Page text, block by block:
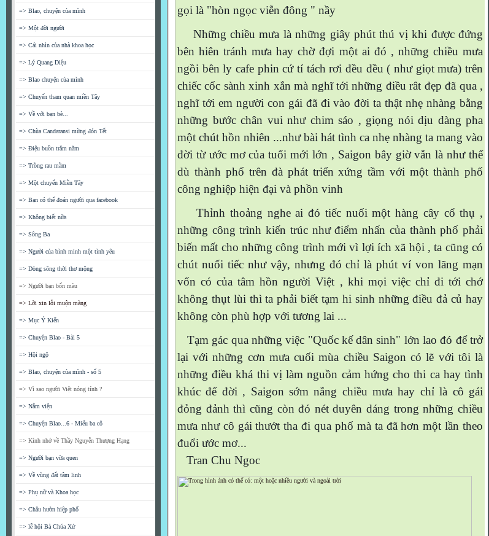
=> Blao, chuyện của mình
=> Một đời người
=> Cái nhìn của nhà khoa học
=> Lý Quang Diệu
=> Blao chuyện của mình
=> Chuyến tham quan miền Tây
=> Về với bạn bè...
=> Chùa Candaransi mừng đón Tết
=> Điệu buồn trăm năm
=> Trồng rau mầm
=> Một chuyến Miền Tây
=> Bạn có thể đoán người qua facebook
=> Không biết nữa
=> Sông Ba
=> Người của bình minh một tình yêu
=> Dòng sông thời thơ mộng
=> Người bạn bốn màu
=> Lời xin lỗi muộn màng
=> Mục Ý Kiến
=> Chuyện Blao - Bài 5
=> Hội ngộ
=> Blao, chuyện của mình - số 5
=> Vì sao người Việt nóng tính ?
=> Nằm viện
=> Chuyện Blao...6 - Miếu ba cô
=> Kính nhớ về Thầy Nguyễn Thượng Hạng
=> Người bạn vừa quen
=> Về vùng đất tâm linh
=> Phụ nữ và Khoa học
=> Châu hườn hiệp phố
=> lễ hội Bà Chúa Xứ
gọi là "hòn ngọc viễn đông " nầy
Những chiều mưa là những giây phút thú vị khi được đứng
bên hiên tránh mưa hay chờ đợi một ai đó , những chiều mưa
ngồi bên ly cafe phin cứ tí tách rơi đều đều ( như giọt mưa) trên
chiếc cốc sành xinh xắn mà nghĩ tới những điều rât đẹp đã qua ,
nghĩ tới em người con gái đã đi vào đời ta thật nhẹ nhàng bằng
những bước chân vui như chim sáo , giọng nói dịu dàng pha
một chút hồn nhiên ...như bài hát tình ca nhẹ nhàng ta mang vào
đời từ ước mơ của tuổi mới lớn , Saigon bây giờ vẫn là như thế
dù thành phố trên đà phát triển xứng tầm với một thành phố
công nghiệp hiện đại và phồn vinh
Thỉnh thoảng nghe ai đó tiếc nuối một hàng cây cổ thụ ,
những công trình kiến trúc như điểm nhấn của thành phố phải
biến mất cho những công trình mới vì lợi ích xã hội , ta cũng có
chút nuối tiếc như vậy, nhưng đó chỉ là phút ví von lãng mạn
vốn có của tâm hồn người Việt , khi mọi việc chỉ đi tới chớ
không thụt lùi thì ta phải biết tạm hi sinh những điều đả củ hay
không còn phù hợp với tương lai ...
Tạm gác qua những việc "Quốc kế dân sinh" lớn lao đó để trở
lại với những cơn mưa cuối mùa chiều Saigon có lẽ với tôi là
những điều khá thi vị làm nguồn cảm hứng cho thi ca hay tình
khúc để đời , Saigon sớm nắng chiều mưa hay chỉ là cô gái
đỏng đảnh thì cũng còn đó nét duyên dáng trong những chiều
mưa như cô gái thướt tha đi qua phố mà ta đã hơn một lần theo
đuổi ước mơ...
Tran Chu Ngoc